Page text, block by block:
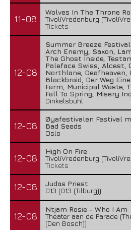
11-08
Wolves In The Throne
TivoliVredenburg
Tickets
12-08
Summer Breeze
Arch Enemy, Saxon,
The Ghost Inside,
Paleface Swiss, Alcest,
Northlane, Deafheaven,
Blackbraid, Der Weg
Farm, Municipal Waste,
Fall To Spring, Misery
Dinkelsbühl
12-08
Øyafestivalen Festival
Bad Seeds
Oslo
12-08
High On Fire
TivoliVredenburg
Tickets
12-08
Judas Priest
013 (013 (Tilburg))
12-08
Ntjam Rosie - Who I Am
Theater aan de Parade
(Den Bosch))